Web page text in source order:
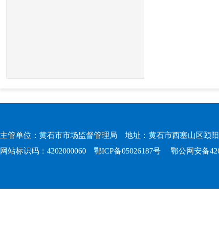
主管单位：黄石市市场监督管理局 地址：黄石市西塞山区颐
网站标识码：4202000060 鄂ICP备05026187号 鄂公网安备